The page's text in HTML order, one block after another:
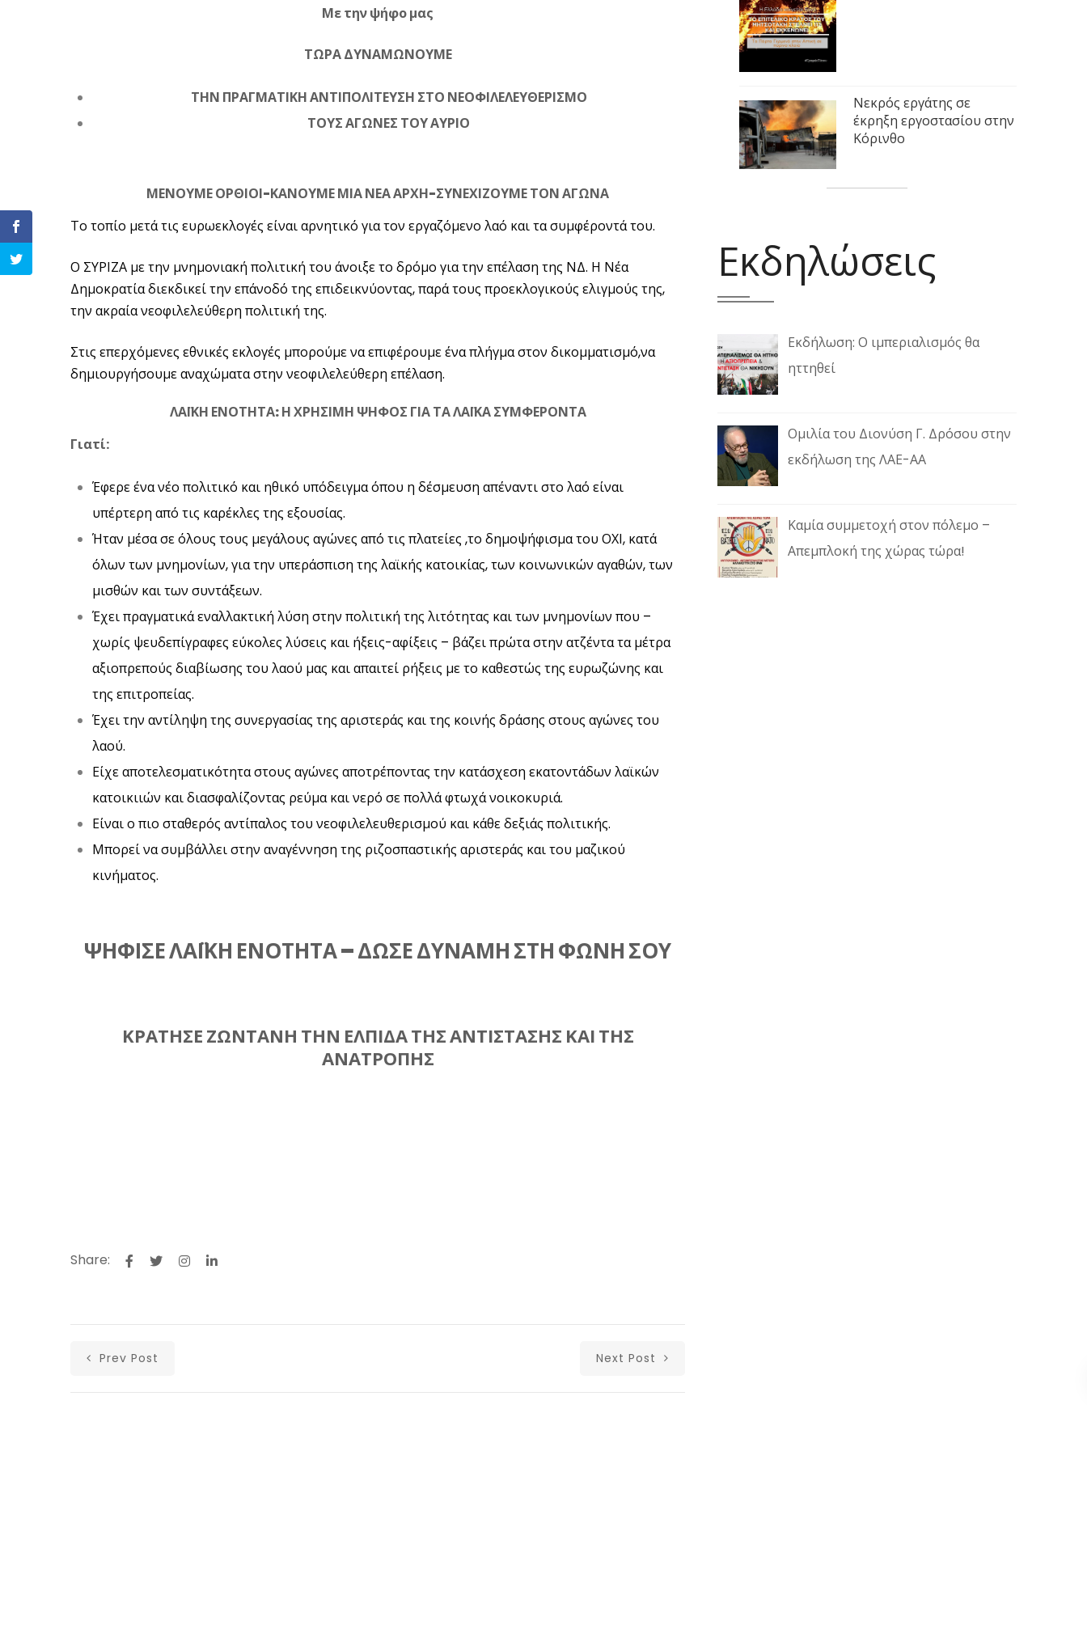
Με την ψήφο μας
ΤΩΡΑ ΔΥΝΑΜΩΝΟΥΜΕ
ΤΗΝ ΠΡΑΓΜΑΤΙΚΗ ΑΝΤΙΠΟΛΙΤΕΥΣΗ ΣΤΟ ΝΕΟΦΙΛΕΛΕΥΘΕΡΙΣΜΟ
ΤΟΥΣ ΑΓΩΝΕΣ ΤΟΥ ΑΥΡΙΟ
ΜΕΝΟΥΜΕ ΟΡΘΙΟΙ-ΚΑΝΟΥΜΕ ΜΙΑ ΝΕΑ ΑΡΧΗ-ΣΥΝΕΧΙΖΟΥΜΕ ΤΟΝ ΑΓΩΝΑ
Το τοπίο μετά τις ευρωεκλογές είναι αρνητικό για τον εργαζόμενο λαό και τα συμφέροντά του.
Ο ΣΥΡΙΖΑ με την μνημονιακή πολιτική του άνοιξε το δρόμο για την επέλαση της ΝΔ. Η Νέα
Δημοκρατία διεκδικεί την επάνοδό της επιδεικνύοντας, παρά τους προεκλογικούς ελιγμούς της,
την ακραία νεοφιλελεύθερη πολιτική της.
Στις επερχόμενες εθνικές εκλογές μπορούμε να επιφέρουμε ένα πλήγμα στον δικομματισμό,να
δημιουργήσουμε αναχώματα στην νεοφιλελεύθερη επέλαση.
ΛΑΪΚΗ ΕΝΟΤΗΤΑ: Η ΧΡΗΣΙΜΗ ΨΗΦΟΣ ΓΙΑ ΤΑ ΛΑΪΚΑ ΣΥΜΦΕΡΟΝΤΑ
Γιατί:
Έφερε ένα νέο πολιτικό και ηθικό υπόδειγμα όπου η δέσμευση απέναντι στο λαό είναι
υπέρτερη από τις καρέκλες της εξουσίας.
Ήταν μέσα σε όλους τους μεγάλους αγώνες από τις πλατείες ,το δημοψήφισμα του ΟΧΙ, κατά
όλων των μνημονίων, για την υπεράσπιση της λαϊκής κατοικίας, των κοινωνικών αγαθών, των
μισθών και των συντάξεων.
Έχει πραγματικά εναλλακτική λύση στην πολιτική της λιτότητας και των μνημονίων που –
χωρίς ψευδεπίγραφες εύκολες λύσεις και ήξεις-αφίξεις – βάζει πρώτα στην ατζέντα τα μέτρα
αξιοπρεπούς διαβίωσης του λαού μας και απαιτεί ρήξεις με το καθεστώς της ευρωζώνης και
της επιτροπείας.
Έχει την αντίληψη της συνεργασίας της αριστεράς και της κοινής δράσης στους αγώνες του
λαού.
Είχε αποτελεσματικότητα στους αγώνες αποτρέποντας την κατάσχεση εκατοντάδων λαϊκών
κατοικιιών και διασφαλίζοντας ρεύμα και νερό σε πολλά φτωχά νοικοκυριά.
Είναι ο πιο σταθερός αντίπαλος του νεοφιλελευθερισμού και κάθε δεξιάς πολιτικής.
Μπορεί να συμβάλλει στην αναγέννηση της ριζοσπαστικής αριστεράς και του μαζικού
κινήματος.
ΨΗΦΙΣΕ ΛΑΪΚΗ ΕΝΟΤΗΤΑ – ΔΩΣΕ ΔΥΝΑΜΗ ΣΤΗ ΦΩΝΗ ΣΟΥ
ΚΡΑΤΗΣΕ ΖΩΝΤΑΝΗ ΤΗΝ ΕΛΠΙΔΑ ΤΗΣ ΑΝΤΙΣΤΑΣΗΣ ΚΑΙ ΤΗΣ
ΑΝΑΤΡΟΠΗΣ
Share:
Prev Post Next Post
Νεκρός εργάτης σε
έκρηξη εργοστασίου στην
Κόρινθο
Εκδηλώσεις
Εκδήλωση: Ο ιμπεριαλισμός θα
ηττηθεί
Ομιλία του Διονύση Γ. Δρόσου στην
εκδήλωση της ΛΑΕ-ΑΑ
Καμία συμμετοχή στον πόλεμο –
Απεμπλοκή της χώρας τώρα!